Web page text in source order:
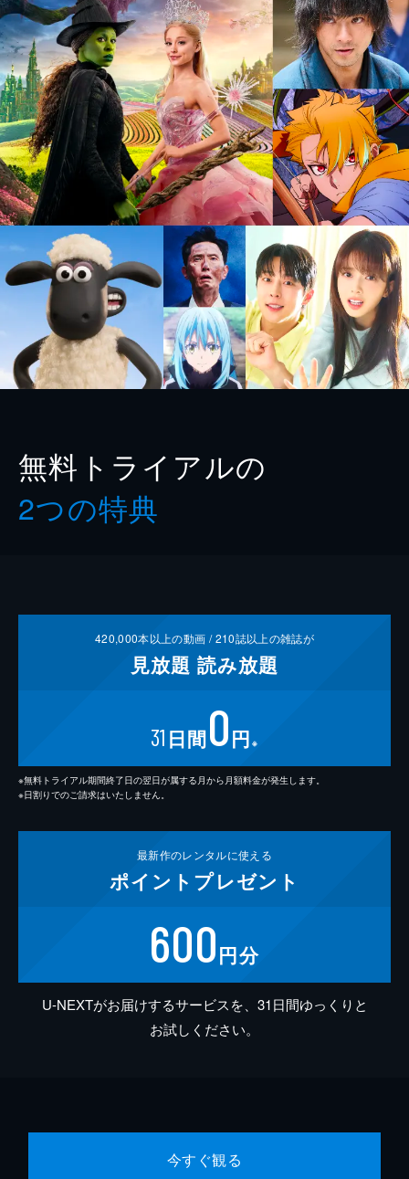
無料トライアルの
2つの特典
420,000本以上の動画 /210誌以上の雑誌が
見放題 読み放題
31 日間0円 ※
※無料トライアル期間終了日の翌日が属する月から月額料金が発生します。
※日割りでのご請求はいたしません。
最新作のレンタルに使える
ポイント プレゼント
600円分
U-NEXTがお届けするサービスを、31日間ゆっくりと
お試しください。
今すぐ観る